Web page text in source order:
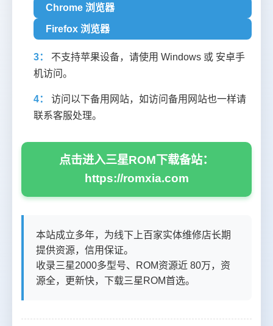
Chrome 浏览器
Firefox 浏览器
3：
不支持苹果设备，请使用 Windows 或 安卓手
机访问。
4：
访问以下备用网站，如访问备用网站也一样请
联系客服处理。
点击进入三星ROM下载备站：
https://romxia.com
本站成立多年，为线下上百家实体维修店长期
提供资源，信用保证。
收录三星2000多型号、ROM资源近 80万，资
源全，更新快，下载三星ROM首选。